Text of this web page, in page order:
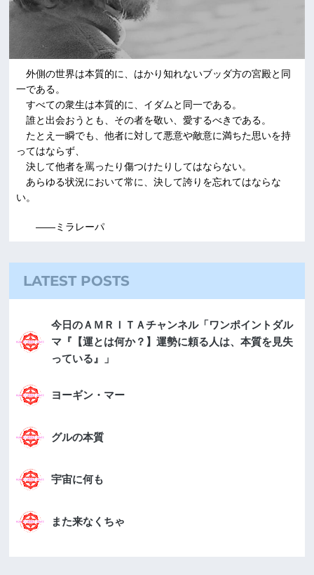
外側の世界は本質的に、はかり知れないブッダ方の宮殿と同
一である。
すべての衆生は本質的に、イダムと同一である。
誰と出会おうとも、その者を敬い、愛するべきである。
たとえ一瞬でも、他者に対して悪意や敵意に満ちた思いを持
ってはならず、
決して他者を罵ったり傷つけたりしてはならない。
あらゆる状況において常に、決して誇りを忘れてはならな
い。
――ミラレーパ
LATEST POSTS
今日のＡＭＲＩＴＡチャンネル「ワンポイントダル
マ『【運とは何か？】運勢に頼る人は、本質を見失
っている』」
ヨーギン・マー
グルの本質
宇宙に何も
また来なくちゃ